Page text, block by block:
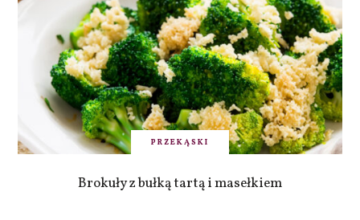
PRZEKĄSKI
Brokuły z bułką tartą i masełkiem